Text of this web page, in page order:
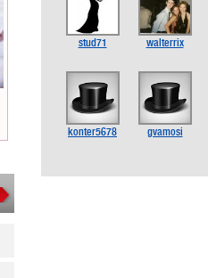
stud71 walterrix
konter5678 gvamosi